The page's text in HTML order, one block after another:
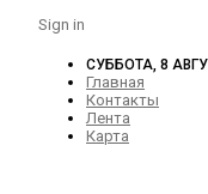
Sign in
СУББОТА, 8
Главная
Контакты
Лента
Карта